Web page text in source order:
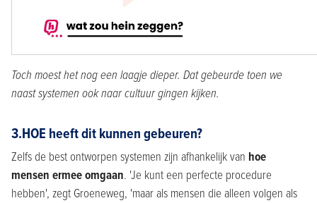
Toch moest het nog een laagje dieper. Dat gebeurde toen we
naast systemen ook naar cultuur gingen kijken.
3.HOE heeft dit kunnen gebeuren?
Zelfs de best ontworpen systemen zijn afhankelijk van hoe
mensen ermee omgaan. 'Je kunt een perfecte procedure
hebben', zegt Groeneweg, 'maar als mensen die alleen volgen als